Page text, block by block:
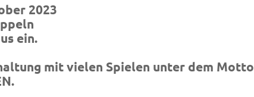
2023
ein.
mit vielen Spielen unter dem Motto